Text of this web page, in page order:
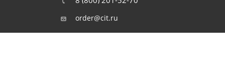
order@cit.ru